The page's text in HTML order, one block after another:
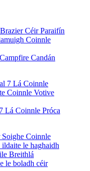
Candán
Lá Coinnle Próca
le boladh céir